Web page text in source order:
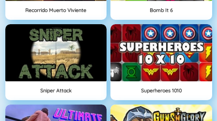
Recorrido Muerto Viviente Bomb It 6
Sniper Attack Superheroes 1010